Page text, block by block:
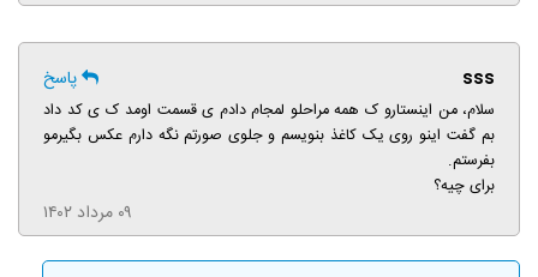
sss پاسخ
سلام، من اینستارو ک همه مراحلو لمجام دادم ی قسمت اومد ک ی کد داد
بم گفت اینو روی یک کاغذ بنویسم و جلوی صورتم نگه دارم عکس بگیرمو
بفرستم.
برای چیه؟
۰۹ مرداد ۱۴۰۲